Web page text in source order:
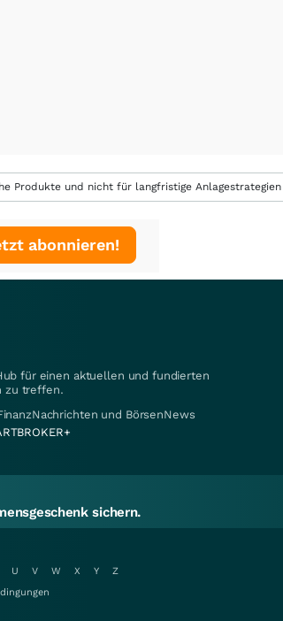
Produkte und nicht für langfristige Anlagestrategien
abonnieren!
für einen aktuellen und fundierten
zu treffen.
und BörsenNews
sichern.
U V W X Y
Z